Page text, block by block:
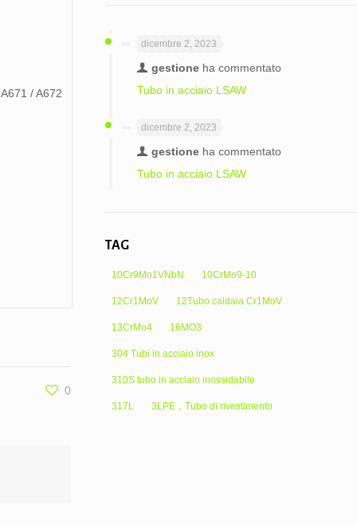
A671 / A672
0
dicembre 2, 2023
gestioneha commentato
Tubo in acciaio LSAW
dicembre 2, 2023
gestioneha commentato
Tubo in acciaio LSAW
TAG
10Cr9Mo1VNbN 10CrMo9-10
12Cr1MoV 12Tubo caldaia Cr1MoV
13CrMo4 16MO3
304 Tubi in acciaio inox
310S tubo in acciaio inossidabile
317L 3LPE，Tubo di rivestimento